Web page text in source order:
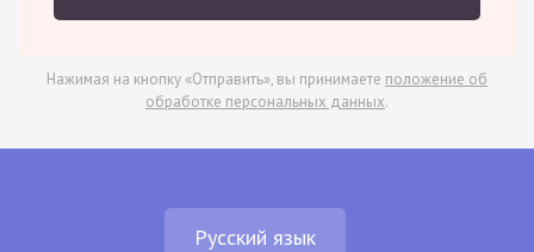
Нажимая на кнопку «Отправить», вы принимаете положение об
обработке персональных данных.
Русский язык